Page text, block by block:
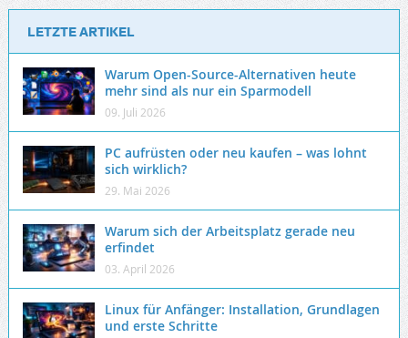
LETZTE ARTIKEL
Warum Open-Source-Alternativen heute
mehr sind als nur ein Sparmodell
09. Juli 2026
PC aufrüsten oder neu kaufen – was lohnt
sich wirklich?
29. Mai 2026
Warum sich der Arbeitsplatz gerade neu
erfindet
03. April 2026
Linux für Anfänger: Installation, Grundlagen
und erste Schritte